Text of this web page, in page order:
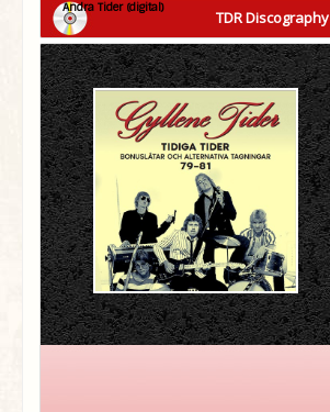
TDR Discography
Andra Tider (digital)